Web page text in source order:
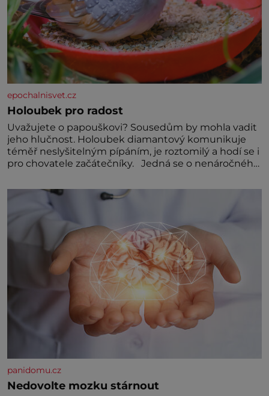
epochalnisvet.cz
Holoubek pro radost
Uvažujete o papouškovi? Sousedům by mohla vadit
jeho hlučnost. Holoubek diamantový komunikuje
téměř neslyšitelným pípáním, je roztomilý a hodí se i
pro chovatele začátečníky. Jedná se o nenáročného
Hodně času tráví na zemi, kde sbírá zbytky semínek
Jeho domovinou je prakticky celá Austrálie s
výjimkou pobřežní oblasti.
panidomu.cz
Nedovolte mozku stárnout